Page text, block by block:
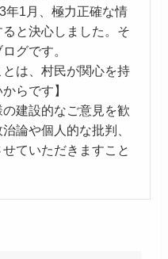
年1月、極力正確な情
と決心しました。そ
グです。
とは、村民が関心を持
らです】
建設的なご意見を歓
論や個人的な批判、
ていただきますこと